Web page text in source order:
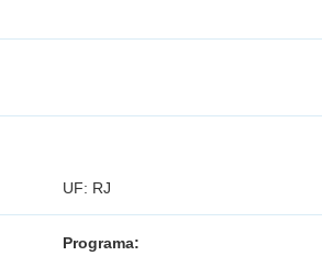
UF: RJ
Programa: